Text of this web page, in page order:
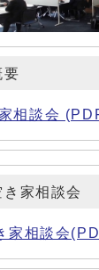
相談会
家相談会
家相談会